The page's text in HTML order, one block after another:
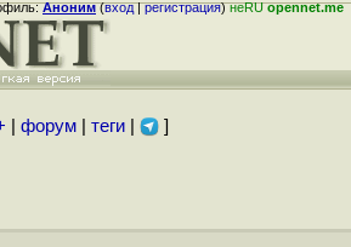
Аноним(вход|регистрация)неRUopennet.me
форум| теги| ]